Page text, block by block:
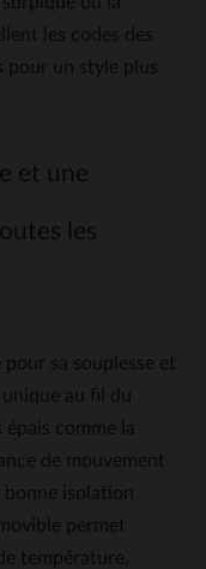
les codes des
pour un style plus
et une
les
sa souplesse et
au fil du
comme la
de mouvement
bonne isolation
permet
température,